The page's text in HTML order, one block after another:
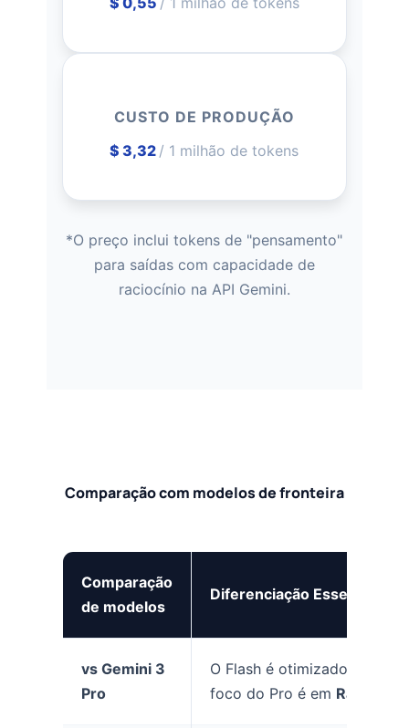
CUSTO DE PRODUÇÃO
$ 3,32 / 1 milhão de tokens
*O preço inclui tokens de "pensamento"
para saídas com capacidade de
raciocínio na API Gemini.
Comparação com modelos de fronteira
Comparação
de modelos
Diferenciação Essencial
vs Gemini 3
Pro
O Flash é otimizado para
foco do Pro é em